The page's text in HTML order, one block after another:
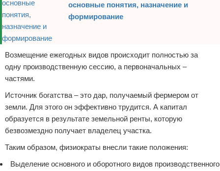
основные понятия, назначение и
формирование
Возмещение ежегодных видов происходит полностью за
одну производственную сессию, а первоначальных –
частями.
Источник богатства – это дар, получаемый фермером от
земли. Для этого он эффективно трудится. А капитал
образуется в результате земельной ренты, которую
безвозмездно получает владелец участка.
Таким образом, физиократы внесли такие положения:
Выделение основного и оборотного видов производственного